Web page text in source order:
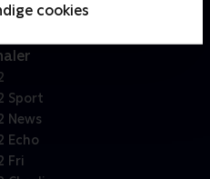
cookies
Sport
News
Echo
Fri